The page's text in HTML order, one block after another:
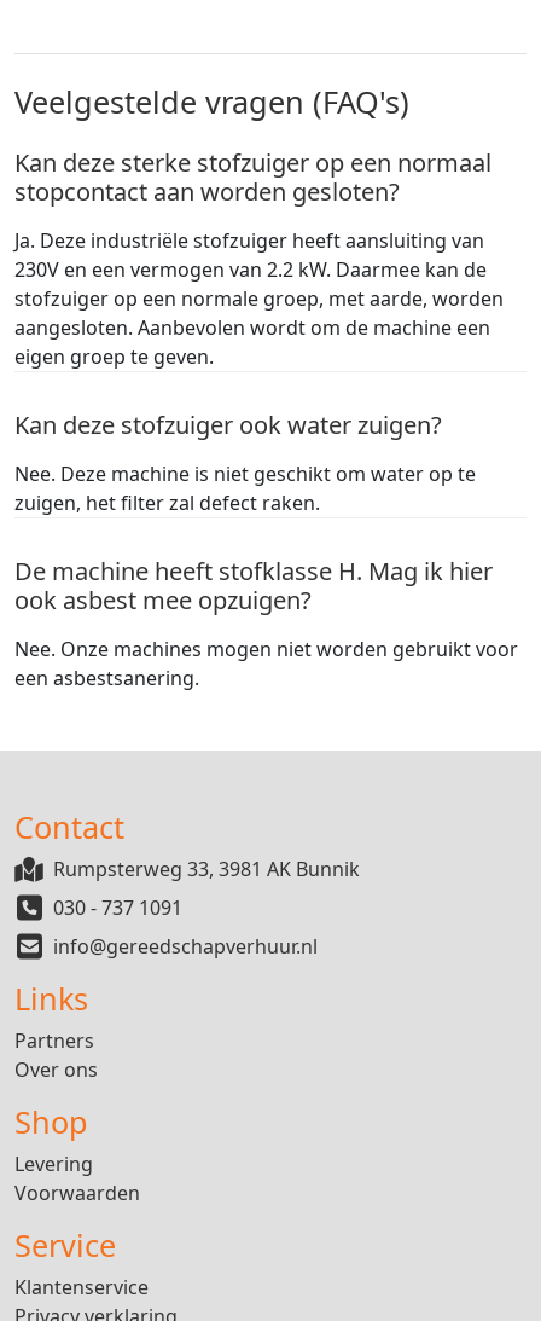
Veelgestelde vragen (FAQ's)
Kan deze sterke stofzuiger op een normaal
stopcontact aan worden gesloten?
Ja. Deze industriële stofzuiger heeft aansluiting van
230V en een vermogen van 2.2 kW. Daarmee kan de
stofzuiger op een normale groep, met aarde, worden
aangesloten. Aanbevolen wordt om de machine een
eigen groep te geven.
Kan deze stofzuiger ook water zuigen?
Nee. Deze machine is niet geschikt om water op te
zuigen, het filter zal defect raken.
De machine heeft stofklasse H. Mag ik hier
ook asbest mee opzuigen?
Nee. Onze machines mogen niet worden gebruikt voor
een asbestsanering.
Contact
Rumpsterweg 33, 3981 AK Bunnik
030 - 737 1091
info@gereedschapverhuur.nl
Links
Partners
Over ons
Shop
Levering
Voorwaarden
Service
Klantenservice
Privacy verklaring